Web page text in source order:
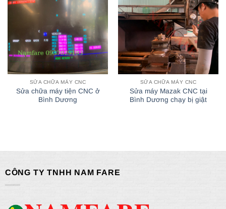
SỬA CHỮA MÁY CNC
Sửa chữa máy tiện CNC ở
Bình Dương
SỬA CHỮA MÁY CNC
Sửa máy Mazak CNC tại
Bình Dương chạy bị giật
CÔNG TY TNHH NAM FARE